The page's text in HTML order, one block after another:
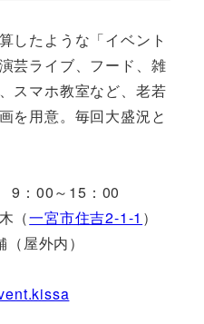
したような「イベント
芸ライブ、フード、雑
スマホ教室など、老若
を用意。毎回大盛況と
：00～15：00
（一宮市住吉2-1-1 ）
屋外内）